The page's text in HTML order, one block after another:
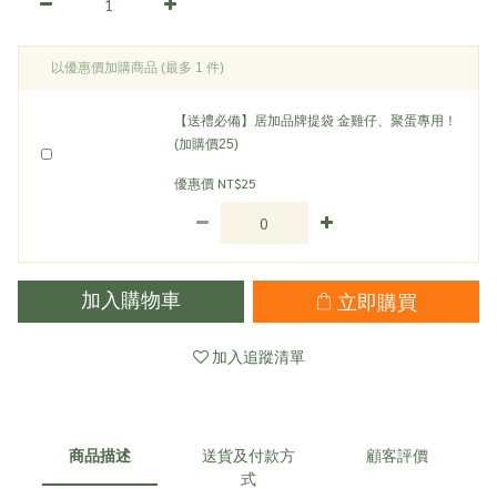
以優惠價加購商品 (最多 1 件)
【送禮必備】居加品牌提袋 金雞仔、聚蛋專用！
(加購價25)
優惠價 NT$25
加入購物車 立即購買
加入追蹤清單
商品描述
送貨及付款方
式
顧客評價